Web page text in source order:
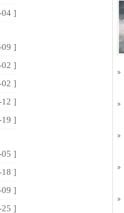
04 ]
09 ]
02 ]
02 ]
12 ]
19 ]
05 ]
18 ]
09 ]
25 ]